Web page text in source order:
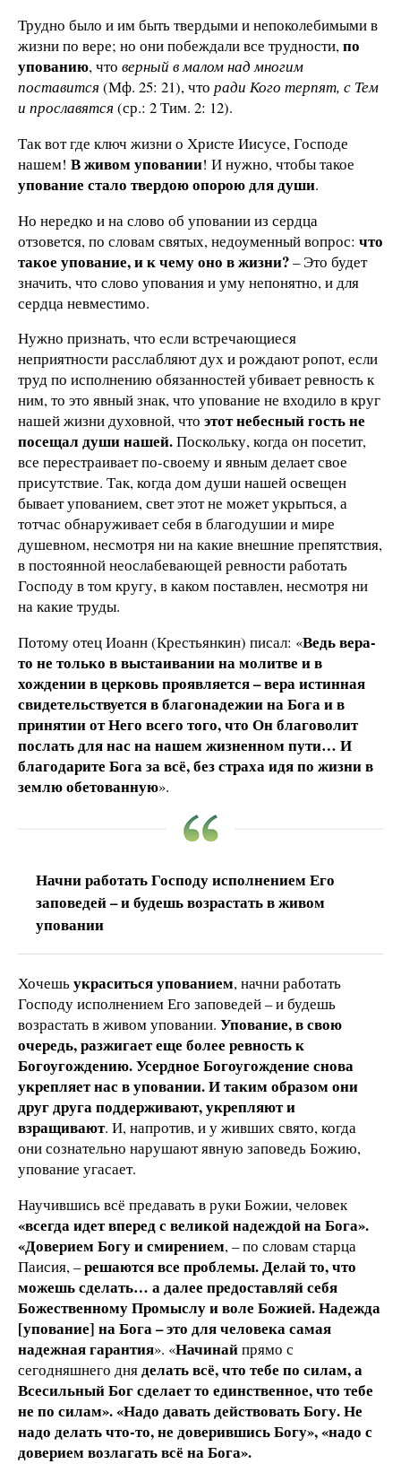
Трудно было и им быть твердыми и непоколебимыми в
жизни по вере; но они побеждали все трудности,по
упованию, что верный в малом над многим
поставится (Мф. 25: 21), что ради Кого терпят, с Тем
и прославятся (ср.: 2 Тим. 2: 12).
Так вот где ключ жизни о Христе Иисусе, Господе
нашем! В живом уповании! И нужно, чтобы такое
упование стало твердою опорою для души.
Но нередко и на слово об уповании из сердца
отзовется, по словам святых, недоуменный вопрос: что
такое упование, и к чему оно в жизни?– Это будет
значить, что слово упования и уму непонятно, и для
сердца невместимо.
Нужно признать, что если встречающиеся
неприятности расслабляют дух и рождают ропот, если
труд по исполнению обязанностей убивает ревность к
ним, то это явный знак, что упование не входило в круг
нашей жизни духовной, что этот небесный гость не
посещал души нашей.Поскольку, когда он посетит,
все перестраивает по-своему и явным делает свое
присутствие. Так, когда дом души нашей освещен
бывает упованием, свет этот не может укрыться, а
тотчас обнаруживает себя в благодушии и мире
душевном, несмотря ни на какие внешние препятствия,
в постоянной неослабевающей ревности работать
Господу в том кругу, в каком поставлен, несмотря ни
на какие труды.
Потому отец Иоанн (Крестьянкин) писал: «Ведь вера-
то не только в выстаивании на молитве и в
хождении в церковь проявляется – вера истинная
свидетельствуется в благонадежии на Бога и в
принятии от Него всего того, что Он благоволит
послать для нас на нашем жизненном пути… И
благодарите Бога за всё, без страха идя по жизни в
землю обетованную».
Начни работать Господу исполнением Его
заповедей – и будешь возрастать в живом
уповании
Хочешьукраситься упованием, начни работать
Господу исполнением Его заповедей – и будешь
возрастать в живом уповании. Упование, в свою
очередь, разжигает еще более ревность к
Богоугождению. Усердное Богоугождение снова
укрепляет нас в уповании. И таким образом они
друг друга поддерживают, укрепляют и
взращивают. И, напротив, и у живших свято, когда
они сознательно нарушают явную заповедь Божию,
упование угасает.
Научившись всё предавать в руки Божии, человек
«всегда идет вперед с великой надеждой на Бога».
«Доверием Богу и смирением, – по словам старца
Паисия, –решаются все проблемы. Делай то, что
можешь сделать… а далее предоставляй себя
Божественному Промыслу и воле Божией. Надежда
[упование] на Бога – это для человека самая
надежная гарантия». «Начинайпрямо с
сегодняшнего дняделать всё, что тебе по силам, а
Всесильный Бог сделает то единственное, что тебе
не по силам». «Надо давать действовать Богу. Не
надо делать что-то, не доверившись Богу», «надо с
доверием возлагать всё на Бога».